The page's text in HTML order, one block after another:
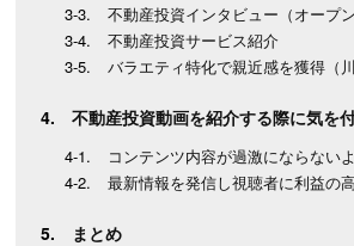
不動産投資インタビュー（オープン
不動産投資サービス紹介
バラエティ特化で親近感を獲得（川
不動産投資動画を紹介する際に気を
コンテンツ内容が過激にならない
最新情報を発信し視聴者に利益の
まとめ